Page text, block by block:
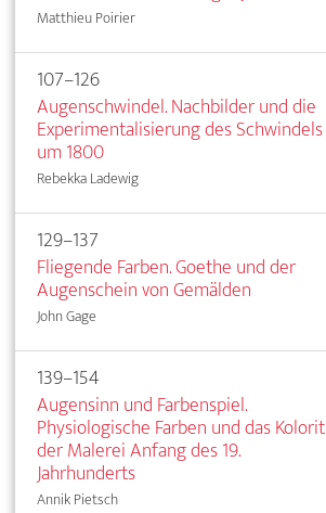
Matthieu Poirier
107–126
Augenschwindel. Nachbilder und die
Experimentalisierung des Schwindels
um 1800
Rebekka Ladewig
129–137
Fliegende Farben. Goethe und der
Augenschein von Gemälden
John Gage
139–154
Augensinn und Farbenspiel.
Physiologische Farben und das Kolorit
der Malerei Anfang des 19.
Jahrhunderts
Annik Pietsch